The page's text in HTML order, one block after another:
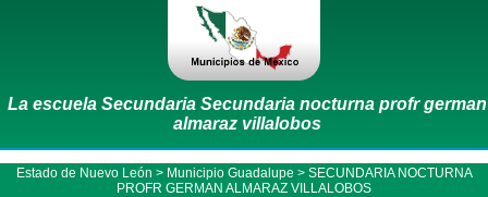
La escuela Secundaria Secundaria nocturna profr german
almaraz villalobos
Estado de Nuevo León > Municipio Guadalupe > SECUNDARIA NOCTURNA
PROFR GERMAN ALMARAZ VILLALOBOS